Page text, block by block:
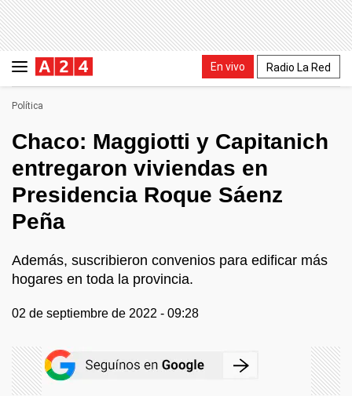
En vivo Radio La Red
Política
Chaco: Maggiotti y Capitanich
entregaron viviendas en
Presidencia Roque Sáenz
Peña
Además, suscribieron convenios para edificar más
hogares en toda la provincia.
02 de septiembre de 2022 - 09:28